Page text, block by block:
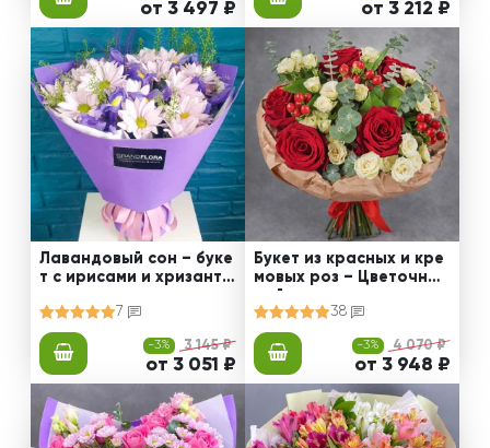
от 3 497 ₽ от 3 212 ₽
Лавандовый сон – буке
т с ирисами и хризанте
7
-3% 3 145 ₽
от 3 051 ₽
Букет из красных и кре
мовых роз – Цветочный
38
-3% 4 070 ₽
от 3 948 ₽